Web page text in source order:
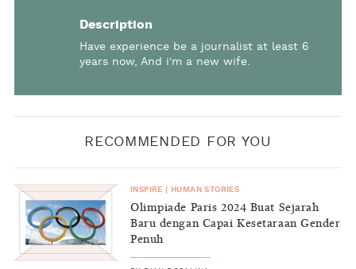
Description
Have experience be a journalist at least 6
years now, And i'm a new wife.
RECOMMENDED FOR YOU
INSPIRE HUMAN STORIES
Olimpiade Paris 2024 Buat Sejarah
Baru dengan Capai Kesetaraan Gender
Penuh